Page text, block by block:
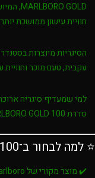
MARLBORO GOLD
,
חוויית עישון ממושכת
הסיגריות מיוצרות
עקבית, טעם מוכר וחוויית
למי שמעדיף סיגריה
סדרת Gold,GOLD 100
⭐ למה לבחור ב־MARLBORO GOLD 100?
✔️ מוצר מקורי של Marlboro.